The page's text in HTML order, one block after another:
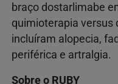
braço dostarlimabe
quimioterapia versus
incluíram alopecia,
periférica e artralgia.
Sobre o RUBY